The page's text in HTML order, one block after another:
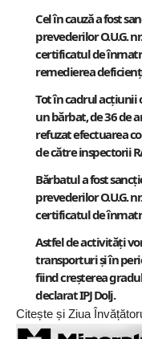
Cel în cauză a fost
prevederilor O.U.G.
certificatul de
remedierea
Tot în cadrul acțiunii
un bărbat, de 36 de
refuzat efectuarea
de către inspectorii
Bărbatul a fost
prevederilor O.U.G.
certificatul de
Astfel de activități
transporturi și în
fiind creșterea
declaratIPJ Dolj.
Citește și Ziua